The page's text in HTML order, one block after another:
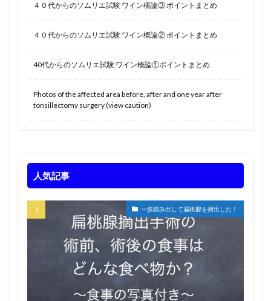
４０代からのソムリエ試験 ワイン概論③ ポイントまとめ
４０代からのソムリエ試験 ワイン概論② ポイントまとめ
40代からのソムリエ試験 ワイン概論①ポイントまとめ
Photos of the affected area before, after and one year after
tonsillectomy surgery (view caution)
人気記事
一歩踏み出して扁桃腺を摘出した！